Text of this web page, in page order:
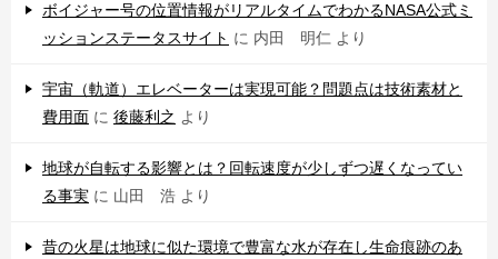
ボイジャー号の位置情報がリアルタイムでわかるNASA公式ミ
ッションステータスサイト に 内田 明仁 より
宇宙（軌道）エレベーターは実現可能？問題点は技術素材と
費用面 に 後藤利之 より
地球が自転する影響とは？回転速度が少しずつ遅くなってい
る事実 に 山田 浩 より
昔の火星は地球に似た環境で豊富な水が存在し生命痕跡のあ